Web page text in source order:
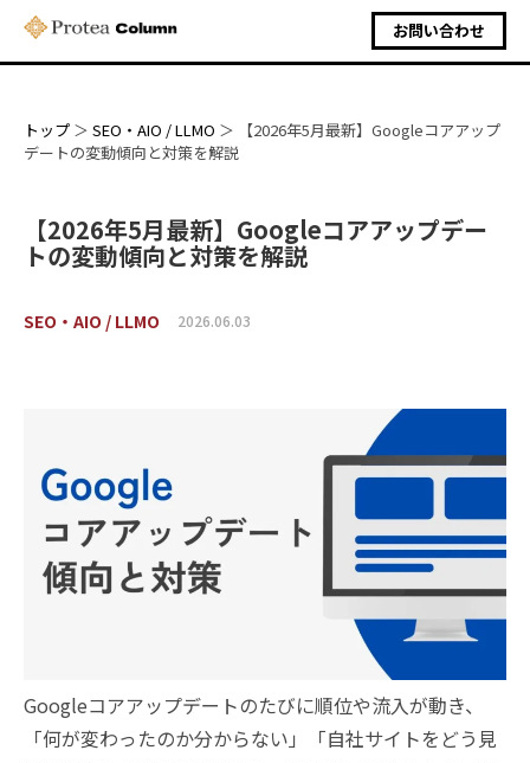
お問い合わせ
トップ SEO・AIO / LLMO
【2026年5月最新】Googleコアアップ
デートの変動傾向と対策を解説
【2026年5月最新】Googleコアアップデー
トの変動傾向と対策を解説
SEO・AIO / LLMO 2026.06.03
Googleコアアップデートのたびに順位や流入が動き、
「何が変わったのか分からない」「自社サイトをどう見